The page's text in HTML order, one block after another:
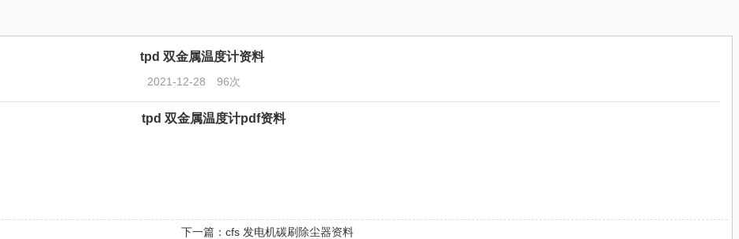
tpd 双金属温度计资料
2021-12-28 96次
tpd 双金属温度计pdf资料
下一篇：cfs 发电机碳刷除尘器资料